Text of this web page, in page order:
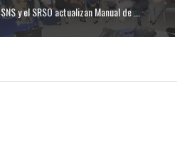
SNS y el SRSO actualizan Manual de ...